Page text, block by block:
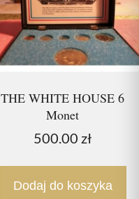
THE WHITE HOUSE 6
Monet
500.00 zł
Dodaj do koszyka